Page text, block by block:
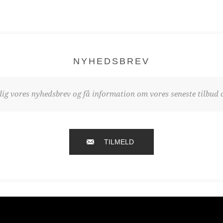
NYHEDSBREV
vores nyhedsbrev og få information om vores seneste tilbud
TILMELD